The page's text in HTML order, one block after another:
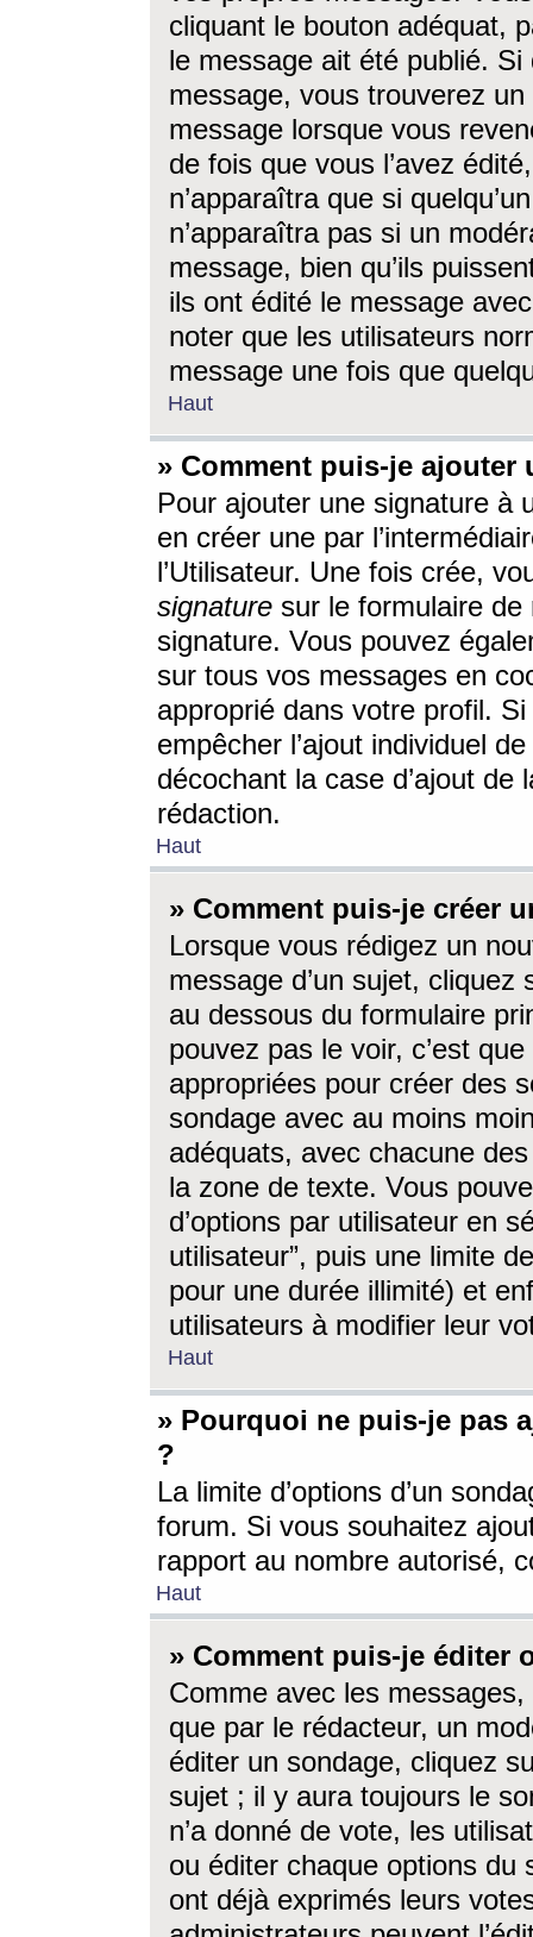
cliquant le bouton adéquat,
le message ait été publié. Si
message, vous trouverez
message lorsque vous
de fois que vous l’avez
n’apparaîtra que si
n’apparaîtra pas si un
message, bien qu’ils
ils ont édité le message
noter que les utilisateurs
message une fois que
Haut
» Comment puis-je ajouter
Pour ajouter une signature à
en créer une par
l’Utilisateur. Une fois crée,
signature sur le formulaire de
signature. Vous pouvez
sur tous vos messages en
approprié dans votre profil.
empêcher l’ajout individuel
décochant la case d’ajout
rédaction.
Haut
» Comment puis-je créer
Lorsque vous rédigez un
message d’un sujet, cliquez
au dessous du formulaire
pouvez pas le voir, c’est
appropriées pour créer des
sondage avec au moins
adéquats, avec chacune
la zone de texte. Vous
d’options par utilisateur en
utilisateur”, puis une limite
pour une durée illimité) et
utilisateurs à modifier leur
Haut
» Pourquoi ne puis-je pas
?
La limite d’options d’un
forum. Si vous souhaitez
rapport au nombre autorisé,
Haut
» Comment puis-je éditer
Comme avec les
que par le rédacteur, un
éditer un sondage, cliquez
sujet ; il y aura toujours le
n’a donné de vote, les
ou éditer chaque options du
ont déjà exprimés leurs